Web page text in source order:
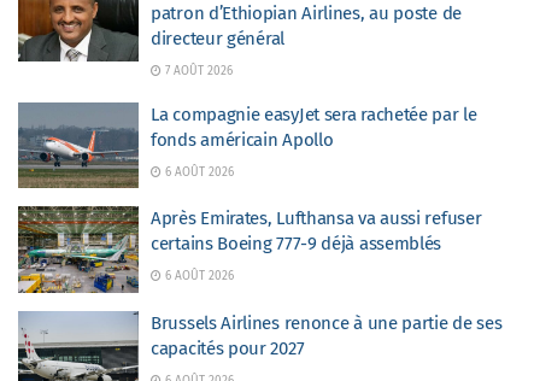
patron d’Ethiopian Airlines, au poste de
directeur général
7 AOÛT 2026
La compagnie easyJet sera rachetée par le
fonds américain Apollo
6 AOÛT 2026
Après Emirates, Lufthansa va aussi refuser
certains Boeing 777-9 déjà assemblés
6 AOÛT 2026
Brussels Airlines renonce à une partie de ses
capacités pour 2027